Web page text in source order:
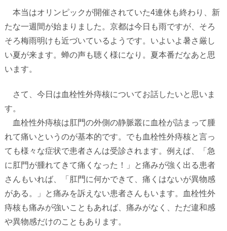
本当はオリンピックが開催されていた4連休も終わり、新
たな一週間が始まりました。京都は今日も雨ですが、そろ
そろ梅雨明けも近づいているようです。いよいよ暑さ厳し
い夏が来ます。蝉の声も聴く様になり。夏本番だなあと思
います。
さて、今日は血栓性外痔核についてお話したいと思いま
す。
血栓性外痔核は肛門の外側の静脈叢に血栓が詰まって腫
れて痛いというのが基本的です。でも血栓性外痔核と言っ
ても様々な症状で患者さんは受診されます。例えば、「急
に肛門が腫れてきて痛くなった！」と痛みが強く出る患者
さんもいれば、「肛門に何かできて、痛くはないが異物感
がある。」と痛みを訴えない患者さんもいます。血栓性外
痔核も痛みが強いこともあれば、痛みがなく、ただ違和感
や異物感だけのこともあります。